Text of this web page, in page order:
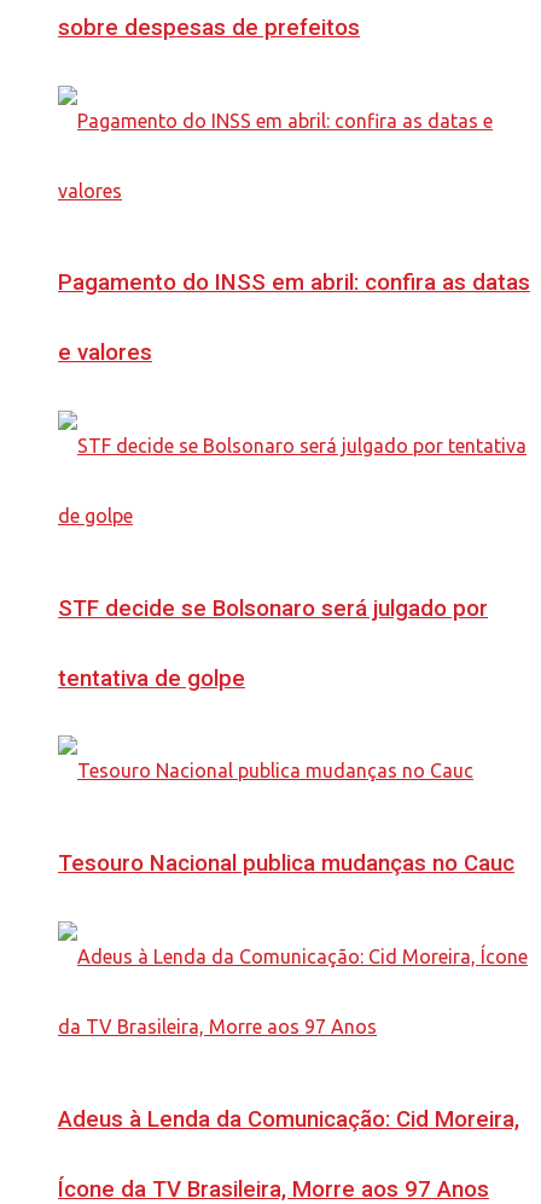
sobre despesas de prefeitos
Pagamento do INSS em abril: confira as datas
e valores
STF decide se Bolsonaro será julgado por
tentativa de golpe
Tesouro Nacional publica mudanças no Cauc
Adeus à Lenda da Comunicação: Cid Moreira,
Ícone da TV Brasileira, Morre aos 97 Anos